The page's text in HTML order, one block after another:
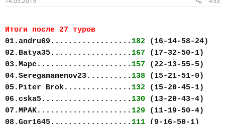
Итоги после 27 туров
01.andru69.................. 182 (16-14-58-24)
02.Batya35.................. 167 (17-32-50-1)
03.Марс..................... 157 (22-13-55-5)
04.Seregamamenov23.......... 138 (15-21-51-0)
05.Piter Brok............... 132 (15-20-45-1)
06.cska5.................... 130 (13-20-43-4)
07.MPAK..................... 129 (11-19-50-4)
08.Gor1645.................. 111 (9-16-50-1)